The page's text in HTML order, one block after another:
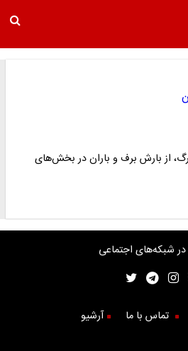
از بارش برف و باران در بخش‌های
در شبکه‌های اجتماعی
تماس با ما آرشیو